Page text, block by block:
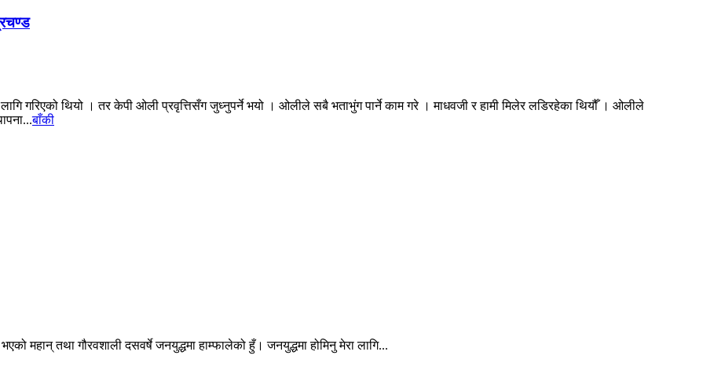
गरिएको थियो । तर केपी ओली प्रवृत्तिसँग जुध्नुपर्ने भयो । ओलीले सबै भताभुंग पार्ने काम गरे । माधवजी र हामी मिलेर लडिरहेका थियौँ । ओलीले
बाँकी
महान् तथा गौरवशाली दसवर्षे जनयुद्धमा हाम्फालेको हुँ। जनयुद्धमा होमिनु मेरा लागि...